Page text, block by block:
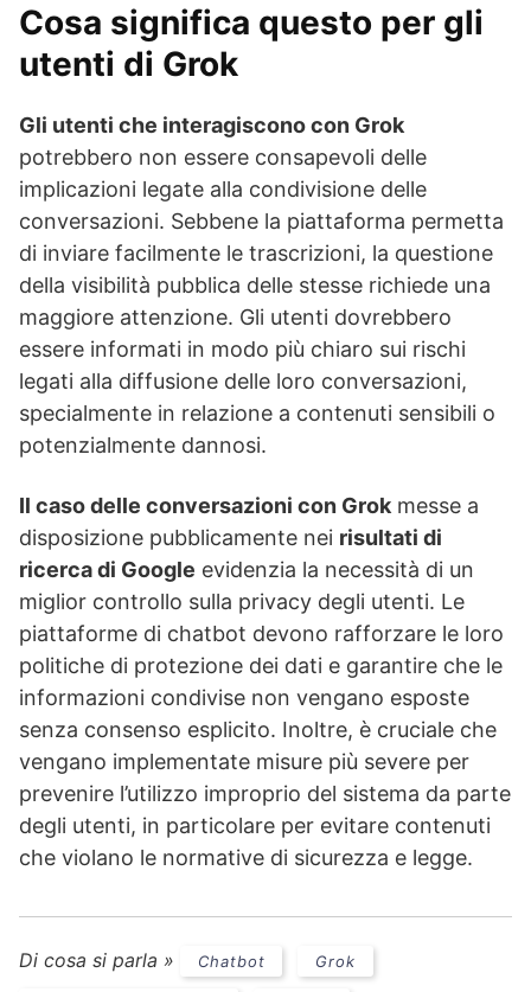
Cosa significa questo per gli
utenti di Grok
Gli utenti che interagiscono con Grok
potrebbero non essere consapevoli delle
implicazioni legate alla condivisione delle
conversazioni. Sebbene la piattaforma permetta
di inviare facilmente le trascrizioni, la questione
della visibilità pubblica delle stesse richiede una
maggiore attenzione. Gli utenti dovrebbero
essere informati in modo più chiaro sui rischi
legati alla diffusione delle loro conversazioni,
specialmente in relazione a contenuti sensibili o
potenzialmente dannosi.
Il caso delle conversazioni con Grok messe a
disposizione pubblicamente nei risultati di
ricerca di Google evidenzia la necessità di un
miglior controllo sulla privacy degli utenti. Le
piattaforme di chatbot devono rafforzare le loro
politiche di protezione dei dati e garantire che le
informazioni condivise non vengano esposte
senza consenso esplicito. Inoltre, è cruciale che
vengano implementate misure più severe per
prevenire l’utilizzo improprio del sistema da parte
degli utenti, in particolare per evitare contenuti
che violano le normative di sicurezza e legge.
Di cosa si parla » Chatbot Grok